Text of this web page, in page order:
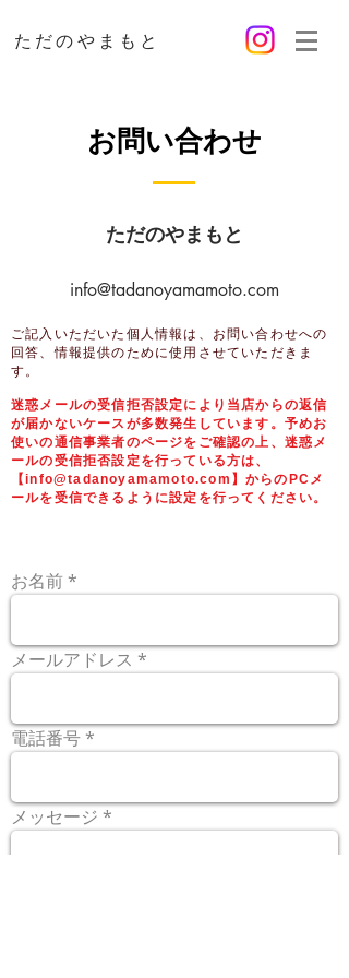
ただのやまもと
お問い合わせ
ただのやまもと
info@tadanoyamamoto.com
ご記入いただいた個人情報は、お問い合わせへの
回答、情報提供のために使用させていただきま
す。
迷惑メールの受信拒否設定により当店からの返信
が届かないケースが多数発生しています。 予めお
使いの通信事業者のページをご確認の上、迷惑メ
ールの受信拒否設定を行っている方は、
【info@tadanoyamamoto.com 】からのPCメ
ールを受信できるように設定を行ってください。
お名前
メールアドレス
電話番号
メッセージ